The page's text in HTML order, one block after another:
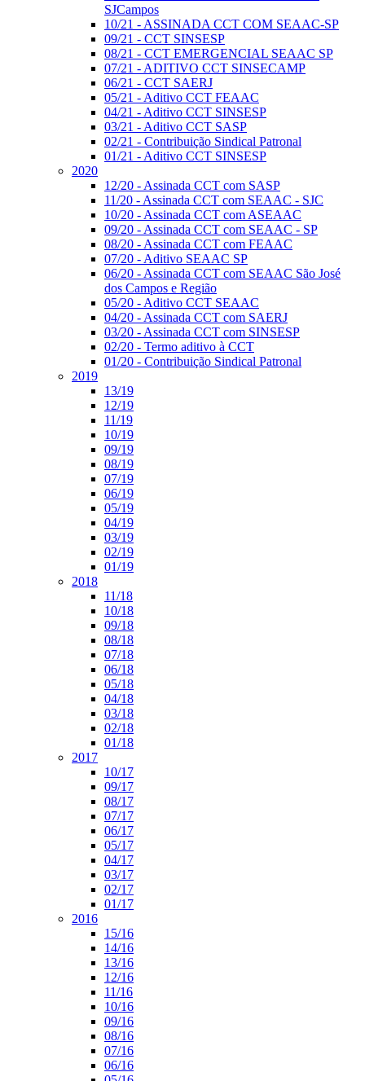
SJCampos
10/21 - ASSINADA CCT COM SEAAC-SP
09/21 - CCT SINSESP
08/21 - CCT EMERGENCIAL SEAAC SP
07/21 - ADITIVO CCT SINSECAMP
06/21 - CCT SAERJ
05/21 - Aditivo CCT FEAAC
04/21 - Aditivo CCT SINSESP
03/21 - Aditivo CCT SASP
02/21 - Contribuição Sindical Patronal
01/21 - Aditivo CCT SINSESP
2020
12/20 - Assinada CCT com SASP
11/20 - Assinada CCT com SEAAC - SJC
10/20 - Assinada CCT com ASEAAC
09/20 - Assinada CCT com SEAAC - SP
08/20 - Assinada CCT com FEAAC
07/20 - Aditivo SEAAC SP
06/20 - Assinada CCT com SEAAC São José
dos Campos e Região
05/20 - Aditivo CCT SEAAC
04/20 - Assinada CCT com SAERJ
03/20 - Assinada CCT com SINSESP
02/20 - Termo aditivo à CCT
01/20 - Contribuição Sindical Patronal
2019
13/19
12/19
11/19
10/19
09/19
08/19
07/19
06/19
05/19
04/19
03/19
02/19
01/19
2018
11/18
10/18
09/18
08/18
07/18
06/18
05/18
04/18
03/18
02/18
01/18
2017
10/17
09/17
08/17
07/17
06/17
05/17
04/17
03/17
02/17
01/17
2016
15/16
14/16
13/16
12/16
11/16
10/16
09/16
08/16
07/16
06/16